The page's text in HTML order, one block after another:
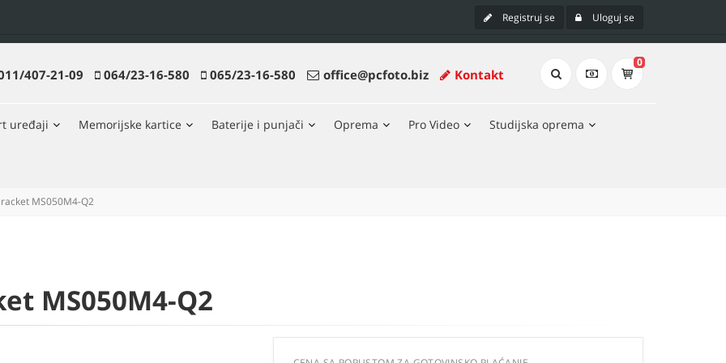
Registruj se Uloguj se
407-21-09 064/23-16-580 065/23-16-580 office@pcfoto.biz Kontakt
0
uređaji Memorijske kartice Baterije i punjači Oprema Pro Video Studijska oprema
MS050M4-Q2
MS050M4-Q2